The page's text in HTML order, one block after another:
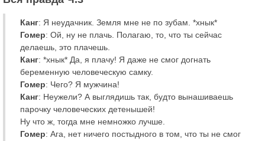
Канг: Я неудачник. Земля мне не по зубам. *хнык*
Гомер: Ой, ну не плачь. Полагаю, то, что ты сейчас
делаешь, это плачешь.
Канг: *хнык* Да, я плачу! Я даже не смог догнать
беременную человеческую самку.
Гомер: Чего? Я мужчина!
Канг: Неужели? А выглядишь так, будто вынашиваешь
парочку человеческих детенышей!
Ну что ж, тогда мне немножко лучше.
Гомер: Ага, нет ничего постыдного в том, что ты не смог